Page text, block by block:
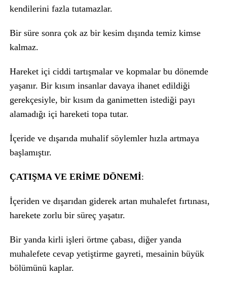
kendilerini fazla tutamazlar.
Bir süre sonra çok az bir kesim dışında temiz kimse
kalmaz.
Hareket içi ciddi tartışmalar ve kopmalar bu dönemde
yaşanır. Bir kısım insanlar davaya ihanet edildiği
gerekçesiyle, bir kısım da ganimetten istediği payı
alamadığı içi hareketi topa tutar.
İçeride ve dışarıda muhalif söylemler hızla artmaya
başlamıştır.
ÇATIŞMA VE ERİME DÖNEMİ:
İçeriden ve dışarıdan giderek artan muhalefet fırtınası,
harekete zorlu bir süreç yaşatır.
Bir yanda kirli işleri örtme çabası, diğer yanda
muhalefete cevap yetiştirme gayreti, mesainin büyük
bölümünü kaplar.